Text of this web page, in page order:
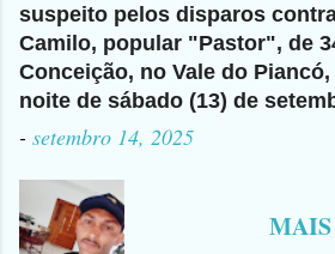
suspeito pelos disparos
Camilo, popular "Pastor", de
Conceição, no Vale do Piancó,
noite de sábado (13) de
- setembro 14, 2025